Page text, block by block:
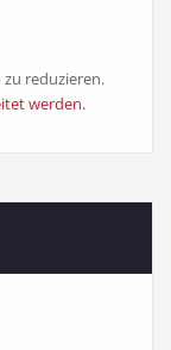
reduzieren.
werden.